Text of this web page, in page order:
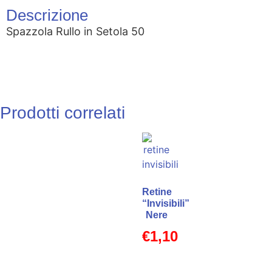
Descrizione
Spazzola Rullo in Setola 50
Prodotti correlati
Retine
“Invisibili”
Nere
€1,10